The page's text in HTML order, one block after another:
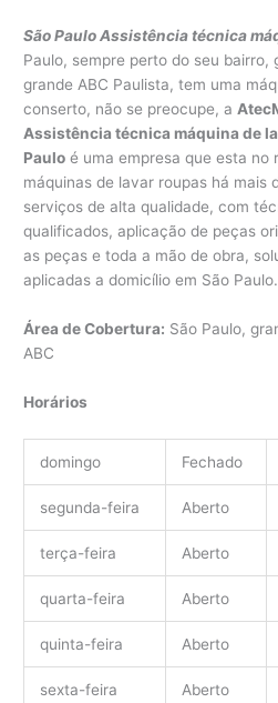
São Paulo Assistência técnica
Paulo, sempre perto do seu bairro,
grande ABC Paulista, tem uma
conserto, não se preocupe, a
Assistência técnica máquina de
Paulo é uma empresa que esta no
máquinas de lavar roupas há mais
serviços de alta qualidade, com
qualificados, aplicação de peças
as peças e toda a mão de obra,
aplicadas a domicílio em São Paulo.
Área de Cobertura: São Paulo,
ABC
Horários
domingo Fechado
segunda-feira Aberto
terça-feira Aberto
quarta-feira Aberto
quinta-feira Aberto
sexta-feira Aberto